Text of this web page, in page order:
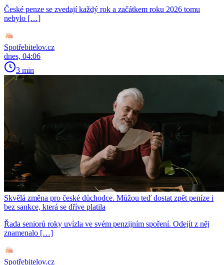
České penze se zvedají každý rok a začátkem roku 2026 tomu
nebylo […]
Spotřebitelov.cz
dnes, 04:06
3 min
Skvělá změna pro české důchodce. Můžou teď dostat zpět peníze i
bez sankce, která se dříve platila
Řada seniorů roky uvízla ve svém penzijním spoření. Odejít z něj
znamenalo […]
Spotřebitelov.cz